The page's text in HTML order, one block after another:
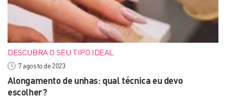
DESCUBRA O SEU TIPO IDEAL
7 agosto de 2023
Alongamento de unhas: qual técnica eu devo
escolher?